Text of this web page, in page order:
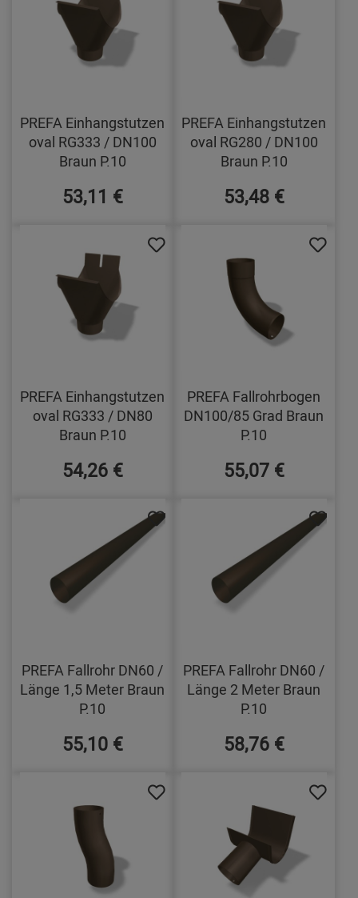
PREFA Einhangstutzen
oval RG333 / DN100
Braun P.10
53,11 €
PREFA Einhangstutzen
oval RG280 / DN100
Braun P.10
53,48 €
PREFA Einhangstutzen
oval RG333 / DN80
Braun P.10
54,26 €
PREFA Fallrohrbogen
DN100/85 Grad Braun
P.10
55,07 €
PREFA Fallrohr DN60 /
Länge 1,5 Meter Braun
P.10
55,10 €
PREFA Fallrohr DN60 /
Länge 2 Meter Braun
P.10
58,76 €